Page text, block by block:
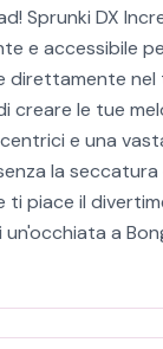
Sprunki DX
e accessibile
direttamente nel
creare le tue
e una
la seccatura
ti piace il
un'occhiata a